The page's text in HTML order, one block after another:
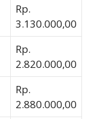
Rp.
3.130.000,00
Rp.
2.820.000,00
Rp.
2.880.000,00